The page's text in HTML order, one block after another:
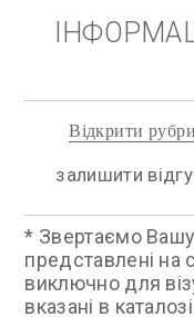
залишити
Відкрити
* Звертаємо
представлені на
виключно для
вказані в